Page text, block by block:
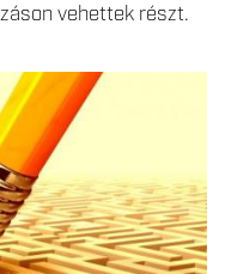
vehettek részt.